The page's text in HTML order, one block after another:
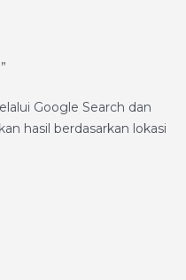
Google Search dan
hasil berdasarkan lokasi